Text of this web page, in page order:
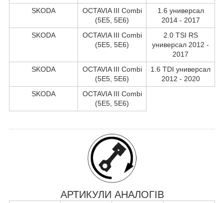
SKODA
OCTAVIA III Combi
(5E5, 5E6)
1.6 универсал
2014 - 2017
SKODA
OCTAVIA III Combi
(5E5, 5E6)
2.0 TSI RS
универсал 2012 -
2017
SKODA
OCTAVIA III Combi
(5E5, 5E6)
1.6 TDI универсал
2012 - 2020
SKODA
OCTAVIA III Combi
(5E5, 5E6)
АРТИКУЛИ АНАЛОГІВ